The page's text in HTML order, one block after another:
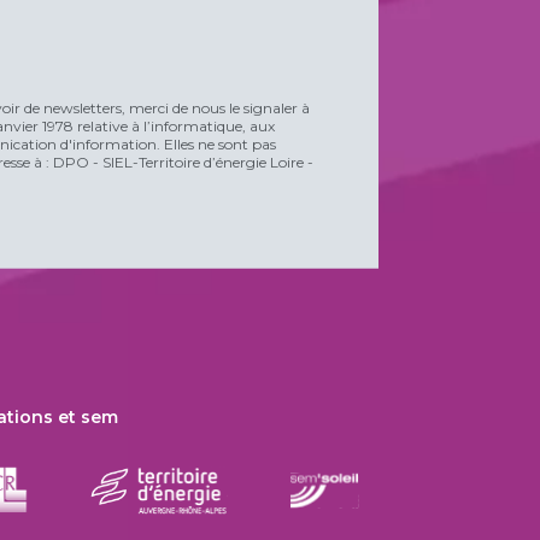
de newsletters, merci de nous le signaler à
1978 relative à l’informatique, aux
d'information. Elles ne sont pas
à : DPO - SIEL-Territoire d’énergie Loire -
et sem